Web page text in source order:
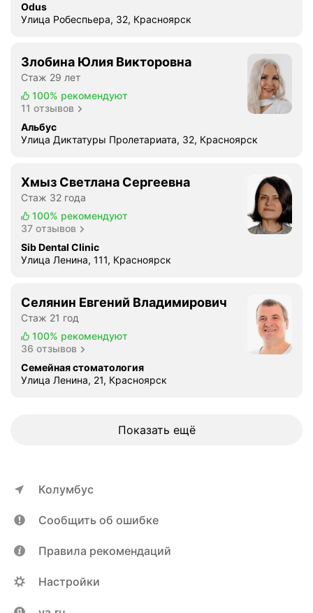
Odus
Улица Робеспьера, 32, Красноярск
Злобина Юлия Викторовна
Стаж 29 лет
100% рекомендуют
11 отзывов
Альбус
Улица Диктатуры Пролетариата, 32, Красноярск
Хмыз Светлана Сергеевна
Стаж 32 года
100% рекомендуют
37 отзывов
Sib Dental Clinic
Улица Ленина, 111, Красноярск
Селянин Евгений Владимирович
Стаж 21 год
100% рекомендуют
36 отзывов
Семейная стоматология
Улица Ленина, 21, Красноярск
Показать ещё
Колумбус
Сообщить об ошибке
Правила рекомендаций
Настройки